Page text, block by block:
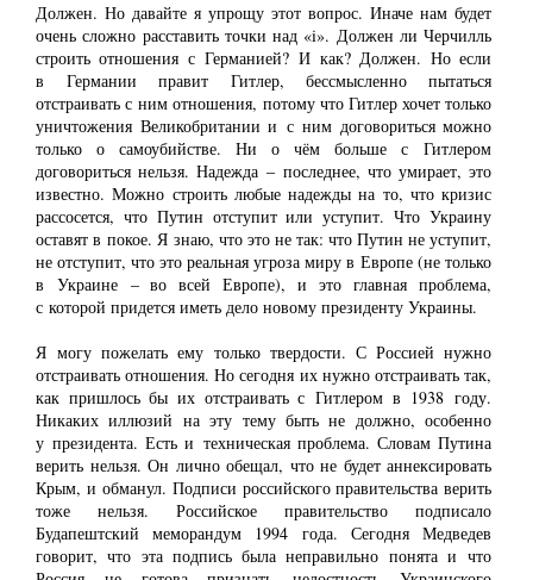
Должен. Но давайте я упрощу этот вопрос. Иначе нам будет
очень сложно расставить точки над «i». Должен ли Черчилль
строить отношения с Германией? И как? Должен. Но если
в Германии правит Гитлер, бессмысленно пытаться
отстраивать с ним отношения, потому что Гитлер хочет только
уничтожения Великобритании и с ним договориться можно
только о самоубийстве. Ни о чём больше с Гитлером
договориться нельзя. Надежда ‒ последнее, что умирает, это
известно. Можно строить любые надежды на то, что кризис
рассосется, что Путин отступит или уступит. Что Украину
оставят в покое. Я знаю, что это не так: что Путин не уступит,
не отступит, что это реальная угроза миру в Европе (не только
в Украине ‒ во всей Европе), и это главная проблема,
с которой придется иметь дело новому президенту Украины.
Я могу пожелать ему только твердости. С Россией нужно
отстраивать отношения. Но сегодня их нужно отстраивать так,
как пришлось бы их отстраивать с Гитлером в 1938 году.
Никаких иллюзий на эту тему быть не должно, особенно
у президента. Есть и техническая проблема. Словам Путина
верить нельзя. Он лично обещал, что не будет аннексировать
Крым, и обманул. Подписи российского правительства верить
тоже нельзя. Российское правительство подписало
Будапештский меморандум 1994 года. Сегодня Медведев
говорит, что эта подпись была неправильно понята и что